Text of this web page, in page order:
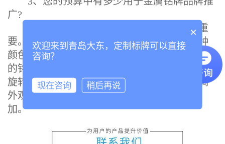
广?
确定项目中有多少钱可用于品牌推广很重
要。预算较低的项目通常希望使用一种或两种
颜色来探索设计，以将成本降至最低。 两色调
的铭牌是经济高效的解决方案。质感，笔刷，
旋转或其他机械饰面的选择性区域可用于强调
外观或尺寸。随着使用更多工艺，单价将增
加。
×
欢迎来到青岛大东，定制标牌可以直接
咨询？
现在咨询 稍后再说